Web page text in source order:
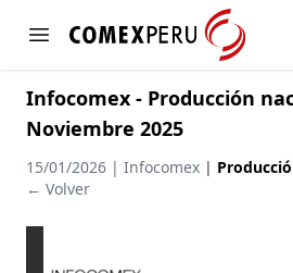
Open menu
https://
Infocomex - Producción
Noviembre 2025
15/01/2026 | Infocomex |
← Volver